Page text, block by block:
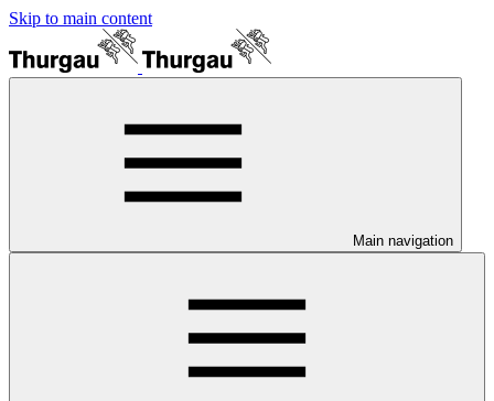
Skip to main content
Main navigation